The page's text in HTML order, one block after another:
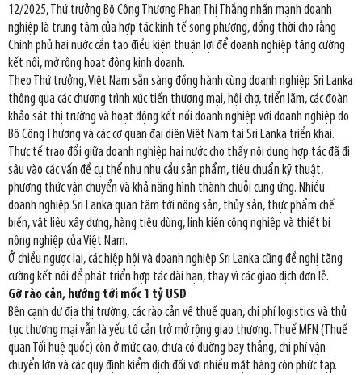
12/2025, Thứ trưởng Bộ Công Thương Phan Thị Thắng nhấn mạnh doanh
nghiệp là trung tâm của hợp tác kinh tế song phương, đồng thời cho rằng
Chính phủ hai nước cần tạo điều kiện thuận lợi để doanh nghiệp tăng cường
kết nối, mở rộng hoạt động kinh doanh.
Theo Thứ trưởng, Việt Nam sẵn sàng đồng hành cùng doanh nghiệp Sri Lanka
thông qua các chương trình xúc tiến thương mại, hội chợ, triển lãm, các đoàn
khảo sát thị trường và hoạt động kết nối doanh nghiệp với doanh nghiệp do
Bộ Công Thương và các cơ quan đại diện Việt Nam tại Sri Lanka triển khai.
Thực tế trao đổi giữa doanh nghiệp hai nước cho thấy nội dung hợp tác đã đi
sâu vào các vấn đề cụ thể như nhu cầu sản phẩm, tiêu chuẩn kỹ thuật,
phương thức vận chuyển và khả năng hình thành chuỗi cung ứng. Nhiều
doanh nghiệp Sri Lanka quan tâm tới nông sản, thủy sản, thực phẩm chế
biến, vật liệu xây dựng, hàng tiêu dùng, linh kiện công nghiệp và thiết bị
nông nghiệp của Việt Nam.
Ở chiều ngược lại, các hiệp hội và doanh nghiệp Sri Lanka cũng đề nghị tăng
cường kết nối để phát triển hợp tác dài hạn, thay vì các giao dịch đơn lẻ.
Gỡ rào cản, hướng tới mốc 1 tỷ USD
Bên cạnh dư địa thị trường, các rào cản về thuế quan, chi phí logistics và thủ
tục thương mại vẫn là yếu tố cản trở mở rộng giao thương. Thuế MFN (Thuế
quan Tối huệ quốc) còn ở mức cao, chưa có đường bay thẳng, chi phí vận
chuyển lớn và các quy định kiểm dịch đối với nhiều mặt hàng còn phức tạp.